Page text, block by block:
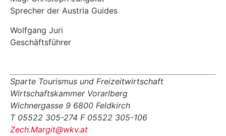
Sprecher der Austria Guides
Wolfgang Juri
Geschäftsführer
Sparte Tourismus und Freizeitwirtschaft
Wirtschaftskammer Vorarlberg
Wichnergasse 9 6800 Feldkirch
T 05522 305-274 F 05522 305-106
Zech.Margit@wkv.at